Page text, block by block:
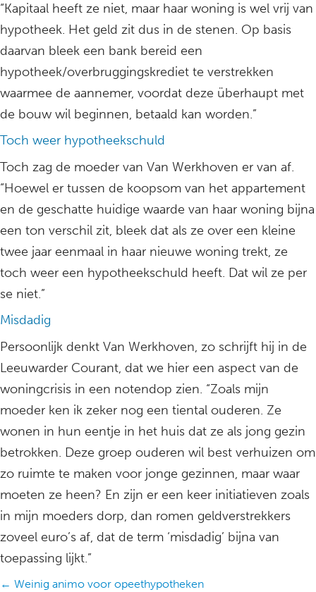
“Kapitaal heeft ze niet, maar haar woning is wel vrij van
hypotheek. Het geld zit dus in de stenen. Op basis
daarvan bleek een bank bereid een
hypotheek/overbruggingskrediet te verstrekken
waarmee de aannemer, voordat deze überhaupt met
de bouw wil beginnen, betaald kan worden.”
Toch weer hypotheekschuld
Toch zag de moeder van Van Werkhoven er van af.
“Hoewel er tussen de koopsom van het appartement
en de geschatte huidige waarde van haar woning bijna
een ton verschil zit, bleek dat als ze over een kleine
twee jaar eenmaal in haar nieuwe woning trekt, ze
toch weer een hypotheekschuld heeft. Dat wil ze per
se niet.”
Misdadig
Persoonlijk denkt Van Werkhoven, zo schrijft hij in de
Leeuwarder Courant, dat we hier een aspect van de
woningcrisis in een notendop zien. “Zoals mijn
moeder ken ik zeker nog een tiental ouderen. Ze
wonen in hun eentje in het huis dat ze als jong gezin
betrokken. Deze groep ouderen wil best verhuizen om
zo ruimte te maken voor jonge gezinnen, maar waar
moeten ze heen? En zijn er een keer initiatieven zoals
in mijn moeders dorp, dan romen geldverstrekkers
zoveel euro’s af, dat de term ‘misdadig’ bijna van
toepassing lijkt.”
Posts
← Weinig animo voor opeethypotheken